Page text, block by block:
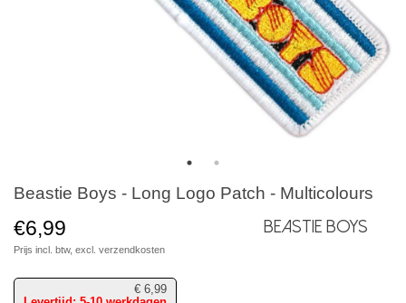
Beastie Boys - Long Logo Patch - Multicolours
€6,99
Prijs incl. btw, excl. verzendkosten
Beastie Boys
€ 6,99